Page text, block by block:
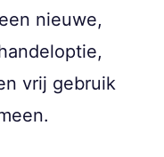
nieuwe,
vrij gebruik